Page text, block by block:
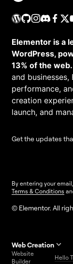
Elementor is a
WordPress,
13% of the web.
and
performance,
creation
launch, and
Get the updates
By entering your
Terms & Conditions
© Elementor. All
Web Creation
Website
Builder
Hello